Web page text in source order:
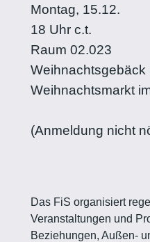
Montag, 15.12.
18 Uhr c.t.
Raum 02.023
Weihnachtsgebäck
Weihnachtsmarkt
(Anmeldung nicht
Das FiS organisiert
Veranstaltungen und
Beziehungen, Außen-